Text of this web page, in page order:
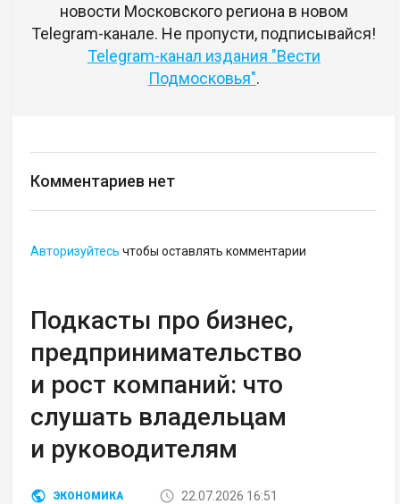
новости Московского региона в новом
Telegram-канале. Не пропусти, подписывайся!
Telegram-канал издания "Вести
Подмосковья".
Комментариев нет
Авторизуйтесь чтобы оставлять комментарии
Подкасты про бизнес,
предпринимательство
и рост компаний: что
слушать владельцам
и руководителям
ЭКОНОМИКА 22.07.2026 16:51